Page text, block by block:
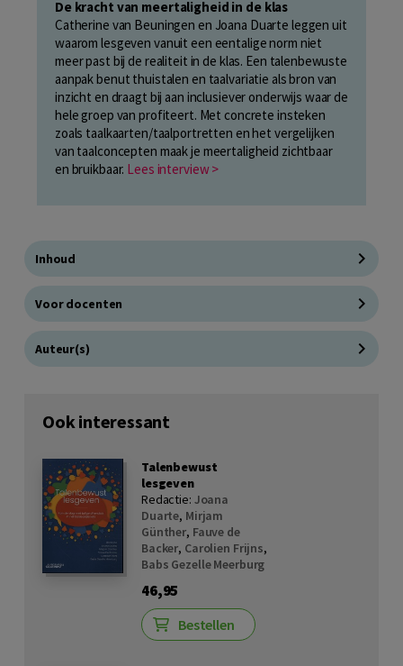
De kracht van meertaligheid in de klas
Catherine van Beuningen en Joana Duarte leggen uit
waarom lesgeven vanuit een eentalige norm niet
meer past bij de realiteit in de klas. Een talenbewuste
aanpak benut thuistalen en taalvariatie als bron van
inzicht en draagt bij aan inclusiever onderwijs waar de
hele groep van profiteert. Met concrete insteken
zoals taalkaarten/taalportretten en het vergelijken
van taalconcepten maak je meertaligheid zichtbaar
en bruikbaar. Lees interview >
Inhoud
Voor docenten
Auteur(s)
Ook interessant
Talenbewust
lesgeven
Redactie: Joana
Duarte, Mirjam
Günther, Fauve de
Backer, Carolien Frijns,
Babs Gezelle Meerburg
46,95
Bestellen